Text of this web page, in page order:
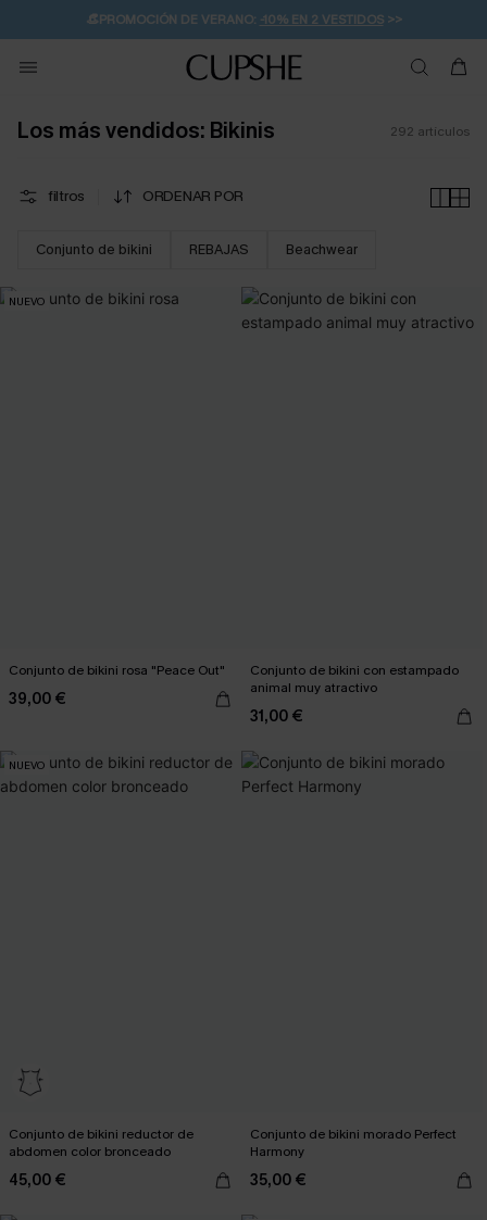
👒PROMOCIÓN DE VERANO: -10% EN 2 VESTIDOS>>
💌¡SUSCRIBIRSE & GANAR -10% EXTRA!
🚚ENVÍO GRATUITO A PARTIR DE 49 € >>
Los más vendidos: Bikinis 292 artículos
filtros ORDENAR POR
Conjunto de bikini REBAJAS Beachwear
NUEVO
Conjunto de bikini rosa "Peace Out"
39,00 €
Conjunto de bikini con estampado
animal muy atractivo
31,00 €
NUEVO
Conjunto de bikini reductor de
abdomen color bronceado
45,00 €
Conjunto de bikini morado Perfect
Harmony
35,00 €